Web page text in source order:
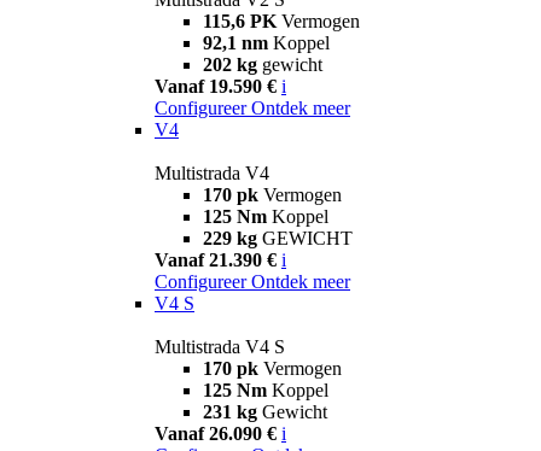
115,6 PK Vermogen
92,1 nm Koppel
202 kg gewicht
Vanaf 19.590 € i
Configureer Ontdek meer
V4
Multistrada V4
170 pk Vermogen
125 Nm Koppel
229 kg GEWICHT
Vanaf 21.390 € i
Configureer Ontdek meer
V4 S
Multistrada V4 S
170 pk Vermogen
125 Nm Koppel
231 kg Gewicht
Vanaf 26.090 € i